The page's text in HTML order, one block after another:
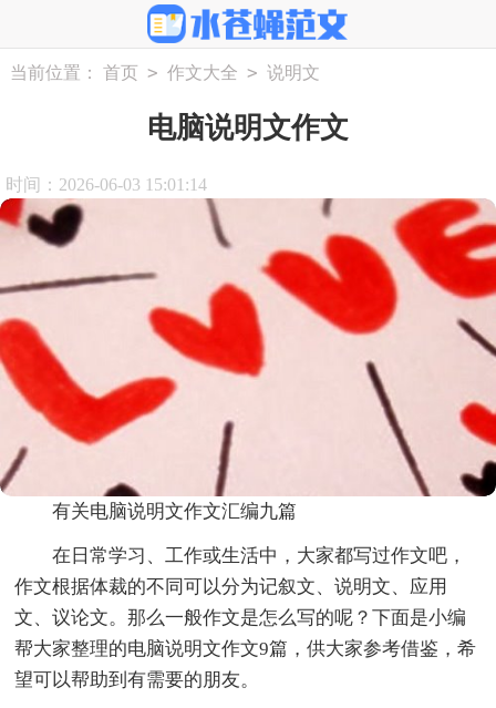
当前位置： 首页 > 作文大全 > 说明文
电脑说明文作文
时间：2026-06-03 15:01:14
有关电脑说明文作文汇编九篇
在日常学习、工作或生活中，大家都写过作文吧，
作文根据体裁的不同可以分为记叙文、说明文、应用
文、议论文。那么一般作文是怎么写的呢？下面是小编
帮大家整理的电脑说明文作文9篇，供大家参考借鉴，希
望可以帮助到有需要的朋友。